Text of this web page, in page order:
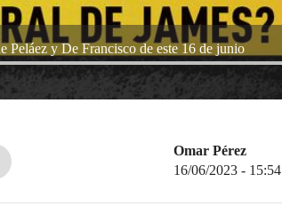
Peláez y De Francisco de este 16 de junio
Omar Pérez
16/06/2023 - 15:54